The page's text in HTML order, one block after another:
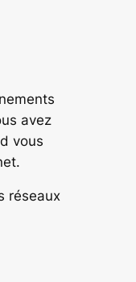
avez
vous
réseaux